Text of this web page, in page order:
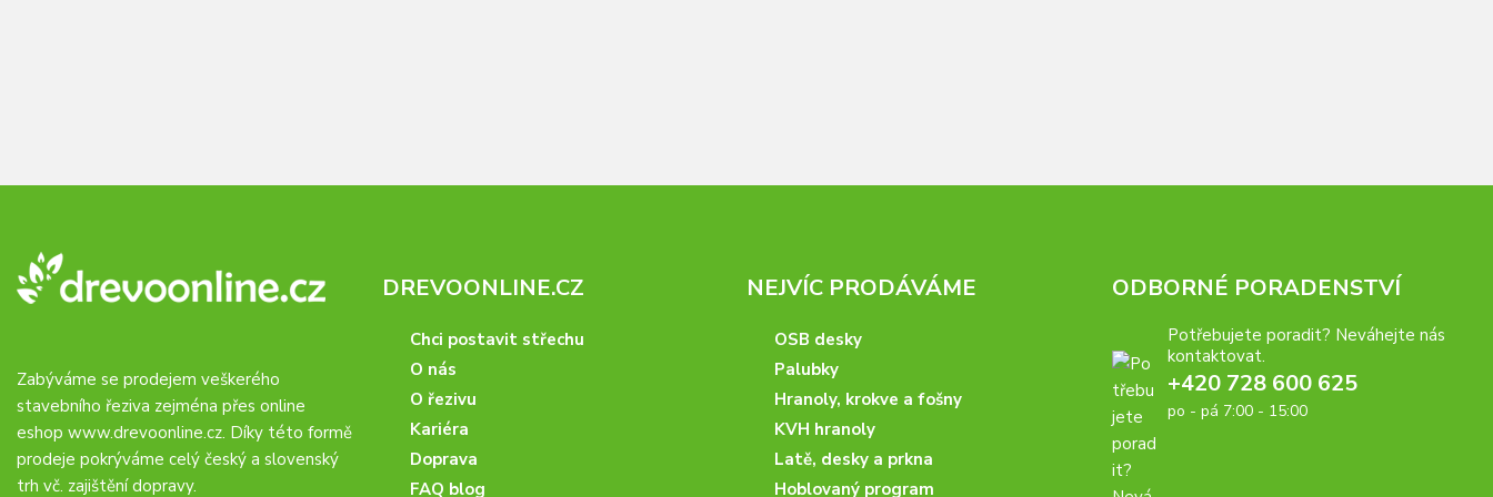
Zabýváme se prodejem veškerého
stavebního řeziva zejména přes online
eshop www.drevoonline.cz. Díky této formě
prodeje pokrýváme celý český a slovenský
trh vč. zajištění dopravy.
DREVOONLINE.CZ
Chci postavit střechu
O nás
O řezivu
Kariéra
Doprava
FAQ blog
NEJVÍC PRODÁVÁME
OSB desky
Palubky
Hranoly, krokve a fošny
KVH hranoly
Latě, desky a prkna
Hoblovaný program
ODBORNÉ PORADENSTVÍ
Potřebujete poradit? Neváhejte nás
kontaktovat.
+420 728 600 625
po - pá 7:00 - 15:00